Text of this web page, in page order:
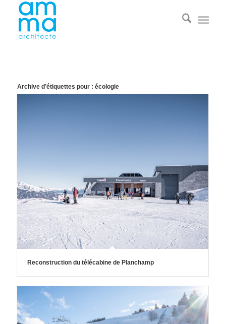
Archive d’étiquettes pour : écologie
Reconstruction du télécabine de Planchamp